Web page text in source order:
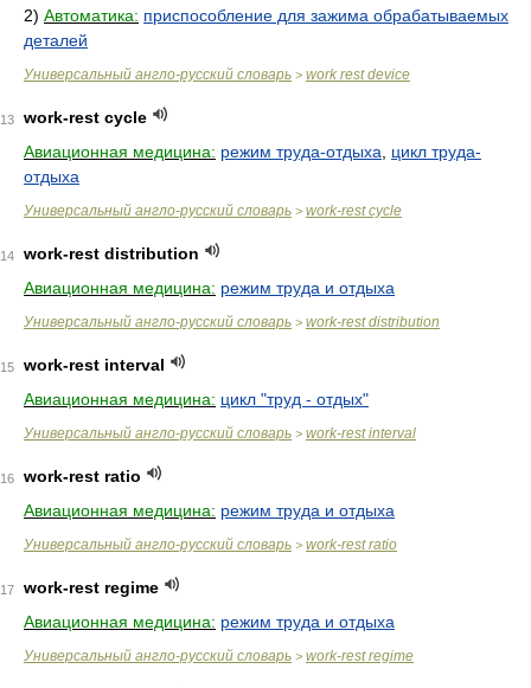
2) Автоматика: приспособление для зажима обрабатываемых
деталей
Универсальный англо-русский словарь > work rest device
13
work-rest cycle
Авиационная медицина: режим труда-отдыха
цикл труда-
отдыха
Универсальный англо-русский словарь > work-rest cycle
14
work-rest distribution
Авиационная медицина: режим труда и отдыха
Универсальный англо-русский словарь > work-rest distribution
15
work-rest interval
Авиационная медицина: цикл "труд - отдых"
Универсальный англо-русский словарь > work-rest interval
16
work-rest ratio
Авиационная медицина: режим труда и отдыха
Универсальный англо-русский словарь > work-rest ratio
17
work-rest regime
Авиационная медицина: режим труда и отдыха
Универсальный англо-русский словарь > work-rest regime